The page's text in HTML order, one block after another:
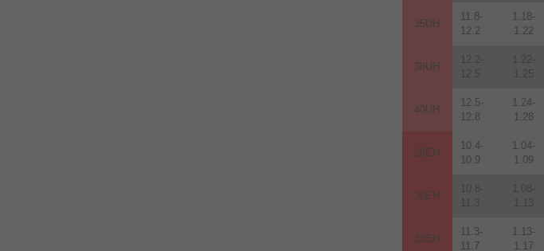
35UH
11.8-
12.2
1.18-
1.22
38UH
12.2-
12.5
1.22-
1.25
40UH
12.5-
12.8
1.24-
1.28
28EH
10.4-
10.9
1.04-
1.09
30EH
10.8-
11.3
1.08-
1.13
33EH
11.3-
11.7
1.13-
1.17